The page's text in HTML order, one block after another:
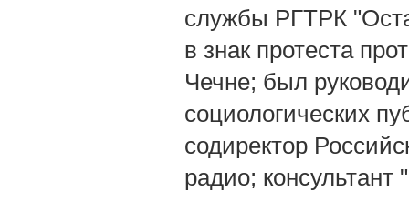
службы РГТРК
в знак протеста
Чечне; был
социологических
содиректор
радио;